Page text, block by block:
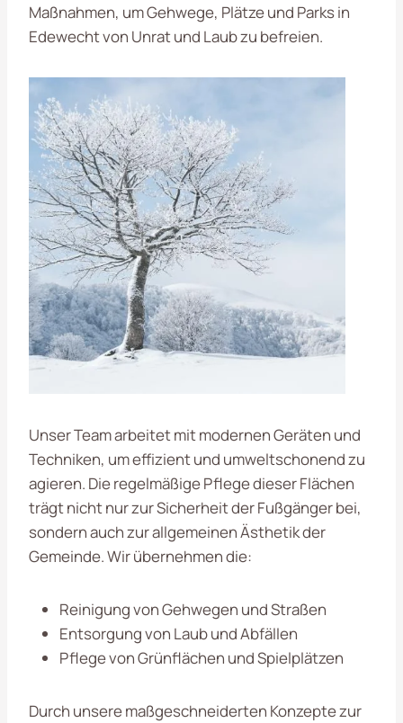
Maßnahmen, um Gehwege, Plätze und Parks in
Edewecht von Unrat und Laub zu befreien.
Unser Team arbeitet mit modernen Geräten und
Techniken, um effizient und umweltschonend zu
agieren. Die regelmäßige Pflege dieser Flächen
trägt nicht nur zur Sicherheit der Fußgänger bei,
sondern auch zur allgemeinen Ästhetik der
Gemeinde. Wir übernehmen die:
Reinigung von Gehwegen und Straßen
Entsorgung von Laub und Abfällen
Pflege von Grünflächen und Spielplätzen
Durch unsere maßgeschneiderten Konzepte zur